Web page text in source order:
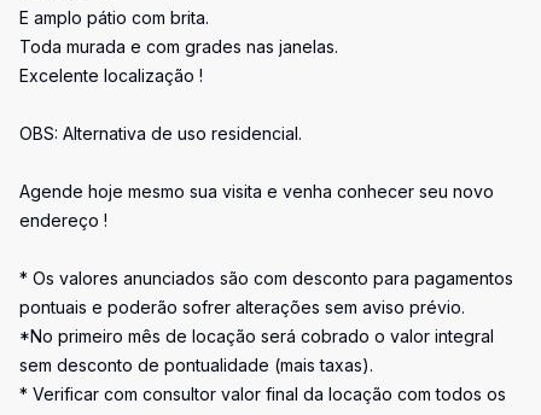
E amplo pátio com brita.
Toda murada e com grades nas janelas.
Excelente localização !
OBS: Alternativa de uso residencial.
Agende hoje mesmo sua visita e venha conhecer seu novo
endereço !
* Os valores anunciados são com desconto para pagamentos
pontuais e poderão sofrer alterações sem aviso prévio.
*No primeiro mês de locação será cobrado o valor integral
sem desconto de pontualidade (mais taxas).
* Verificar com consultor valor final da locação com todos os